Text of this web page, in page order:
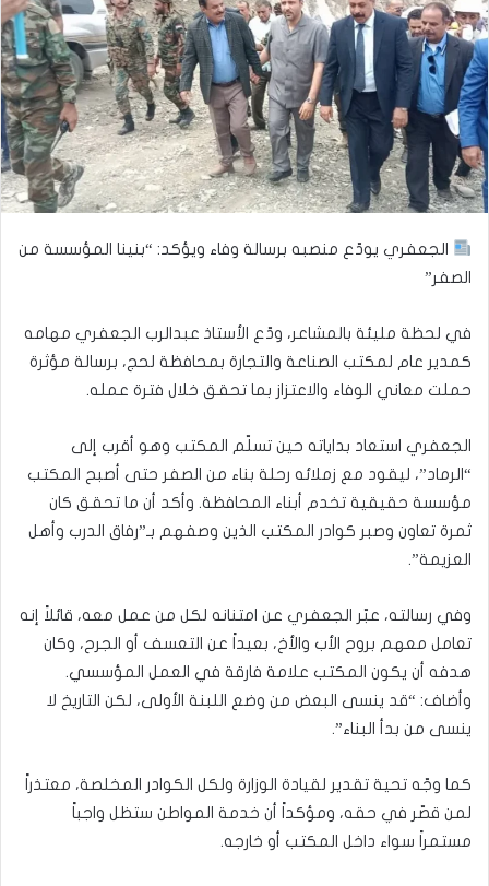
الجعفري يودّع منصبه برسالة وفاء ويؤكد: “بنينا المؤسسة من
الصفر”
في لحظة مليئة بالمشاعر، ودّع الأستاذ عبدالرب الجعفري مهامه
كمدير عام لمكتب الصناعة والتجارة بمحافظة لحج، برسالة مؤثرة
حملت معاني الوفاء والاعتزاز بما تحقق خلال فترة عمله.
الجعفري استعاد بداياته حين تسلّم المكتب وهو أقرب إلى
“الرماد”، ليقود مع زملائه رحلة بناء من الصفر حتى أصبح المكتب
مؤسسة حقيقية تخدم أبناء المحافظة. وأكد أن ما تحقق كان
ثمرة تعاون وصبر كوادر المكتب الذين وصفهم بـ”رفاق الدرب وأهل
العزيمة”.
وفي رسالته، عبّر الجعفري عن امتنانه لكل من عمل معه، قائلاً إنه
تعامل معهم بروح الأب والأخ، بعيداً عن التعسف أو الجرح، وكان
هدفه أن يكون المكتب علامة فارقة في العمل المؤسسي.
وأضاف: “قد ينسى البعض من وضع اللبنة الأولى، لكن التاريخ لا
ينسى من بدأ البناء”.
كما وجّه تحية تقدير لقيادة الوزارة ولكل الكوادر المخلصة، معتذراً
لمن قصّر في حقه، ومؤكداً أن خدمة المواطن ستظل واجباً
مستمراً سواء داخل المكتب أو خارجه.